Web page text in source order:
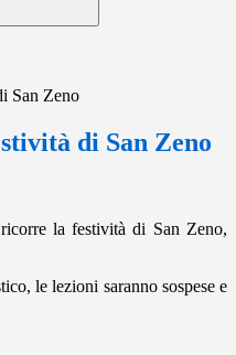
San Zeno
di San Zeno
la festività di San Zeno,
le lezioni saranno sospese e